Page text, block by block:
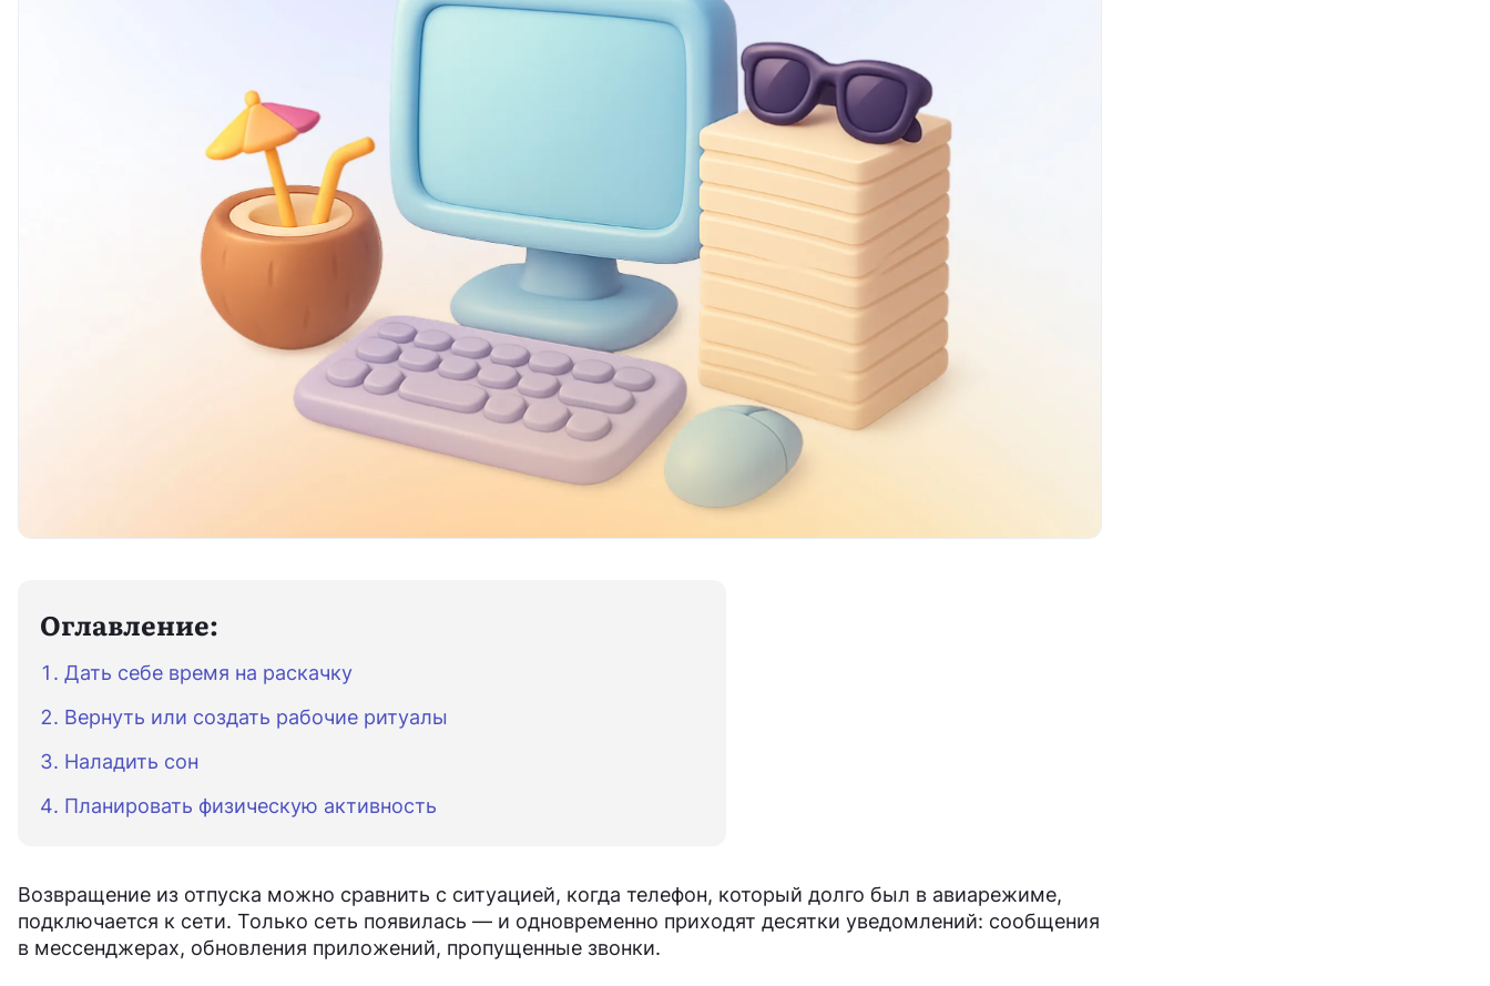
Возвращение из отпуска можно сравнить с ситуацией, когда телефон, который долго был в авиарежиме,
подключается к сети. Только сеть появилась — и одновременно приходят десятки уведомлений: сообщения
в мессенджерах, обновления приложений, пропущенные звонки.
Оглавление:
Дать себе время на раскачку
Вернуть или создать рабочие ритуалы
Наладить сон
Планировать физическую активность
Скачать приложение